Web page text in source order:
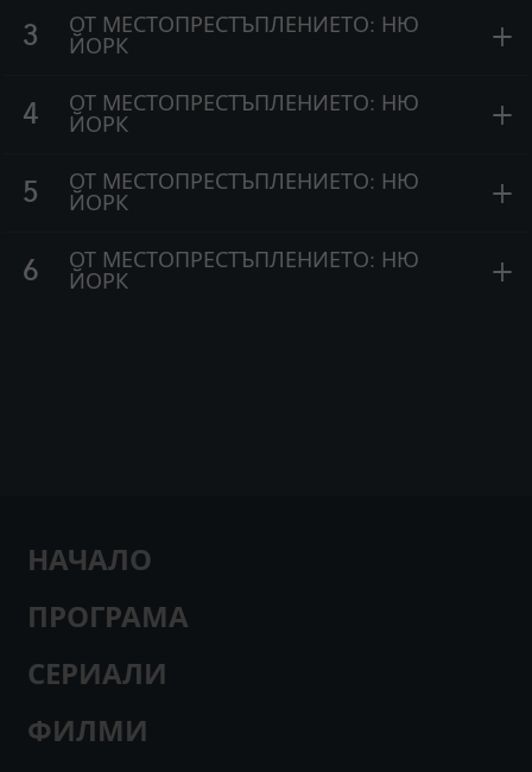
3 ОТ МЕСТОПРЕСТЪПЛЕНИЕТО: НЮ
ЙОРК +
4 ОТ МЕСТОПРЕСТЪПЛЕНИЕТО: НЮ
ЙОРК +
5 ОТ МЕСТОПРЕСТЪПЛЕНИЕТО: НЮ
ЙОРК +
6 ОТ МЕСТОПРЕСТЪПЛЕНИЕТО: НЮ
ЙОРК +
НАЧАЛО
ПРОГРАМА
СЕРИАЛИ
ФИЛМИ